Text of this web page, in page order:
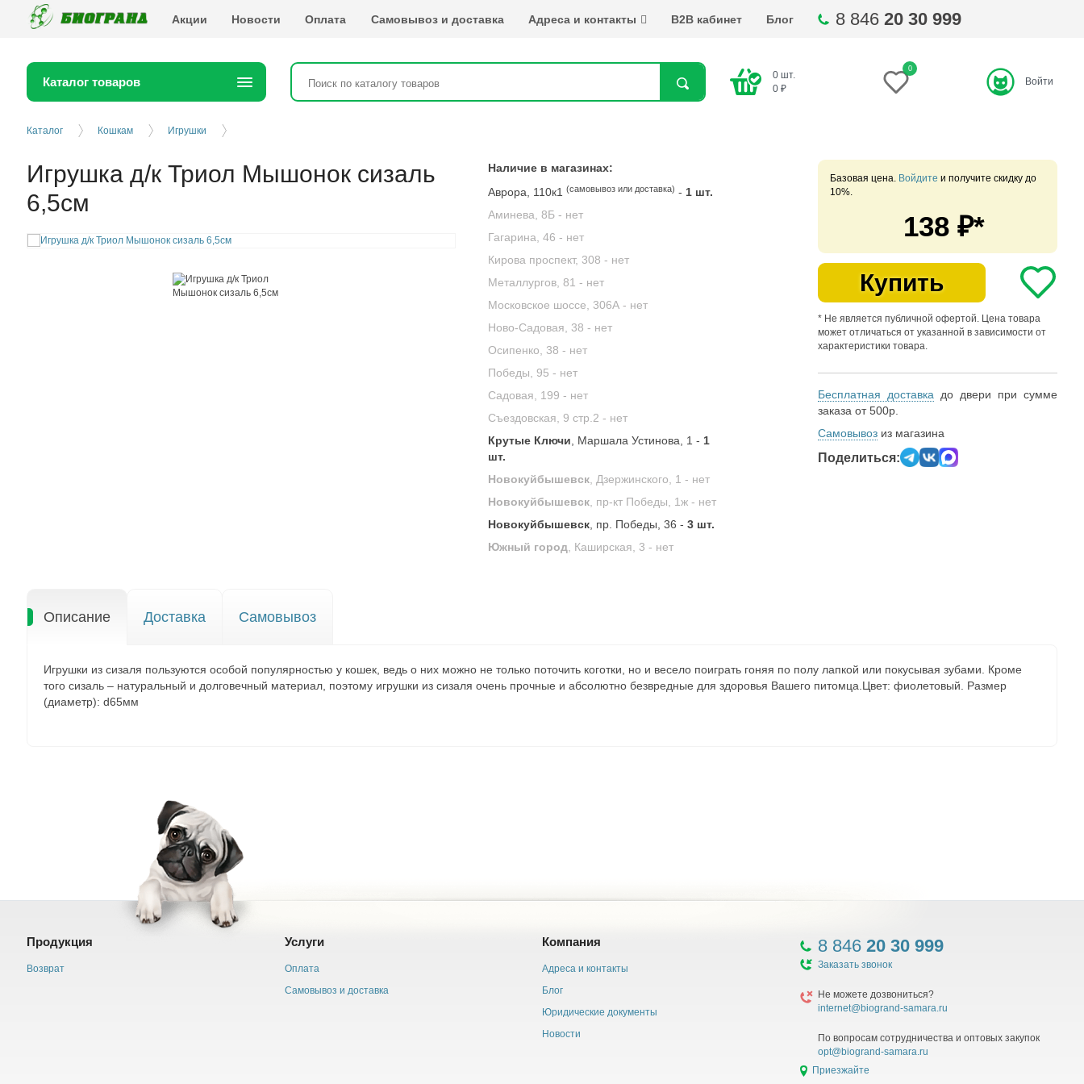
Акции Новости Оплата Самовывоз и доставка Адреса и контакты B2B кабинет Блог 8 846 20 30 999
Каталог товаров Найти
0 шт.
0 ₽
0
Войти
Каталог Кошкам Игрушки
Игрушка д/к Триол Мышонок сизаль
6,5см
Наличие в магазинах:
Аврора, 110к1(самовывоз или доставка) - 1 шт.
Аминева, 8Б - нет
Гагарина, 46 - нет
Кирова проспект, 308 - нет
Металлургов, 81 - нет
Московское шоссе, 306А - нет
Ново-Садовая, 38 - нет
Осипенко, 38 - нет
Победы, 95 - нет
Садовая, 199 - нет
Съездовская, 9 стр.2 - нет
Крутые Ключи , Маршала Устинова, 1 - 1
шт.
Новокуйбышевск , Дзержинского, 1 - нет
Новокуйбышевск , пр-кт Победы, 1ж - нет
Новокуйбышевск , пр. Победы, 36 -3 шт.
Южный город , Каширская, 3 - нет
Базовая цена. Войдите и получите скидку до
10%.
138₽*
Купить
* Не является публичной офертой. Цена товара
может отличаться от указанной в зависимости от
характеристики товара.
Бесплатная доставка до двери при сумме
заказа от 500р.
Самовывоз из магазина
Поделиться:
Описание Доставка Самовывоз
Игрушки из сизаля пользуются особой популярностью у кошек, ведь о них можно не только поточить коготки, но и весело поиграть гоняя по полу лапкой или покусывая зубами. Кроме
того сизаль – натуральный и долговечный материал, поэтому игрушки из сизаля очень прочные и абсолютно безвредные для здоровья Вашего питомца.Цвет: фиолетовый. Размер
(диаметр): d65мм
Продукция
Возврат
Услуги
Оплата
Самовывоз и доставка
Компания
Адреса и контакты
Блог
Юридические документы
Новости
8 846 20 30 999
Заказать звонок
Не можете дозвониться?
internet@biogrand-samara.ru
По вопросам сотрудничества и оптовых закупок
opt@biogrand-samara.ru
Приезжайте